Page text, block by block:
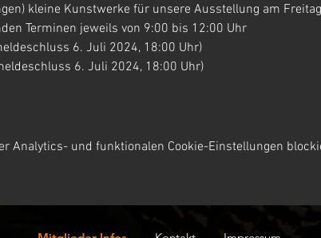
kleine Kunstwerke für unsere Ausstellung am
Terminen jeweils von 9:00 bis 12:00 Uhr
6. Juli 2024, 18:00 Uhr)
6. Juli 2024, 18:00 Uhr)
Analytics- und funktionalen Cookie-Einstellungen